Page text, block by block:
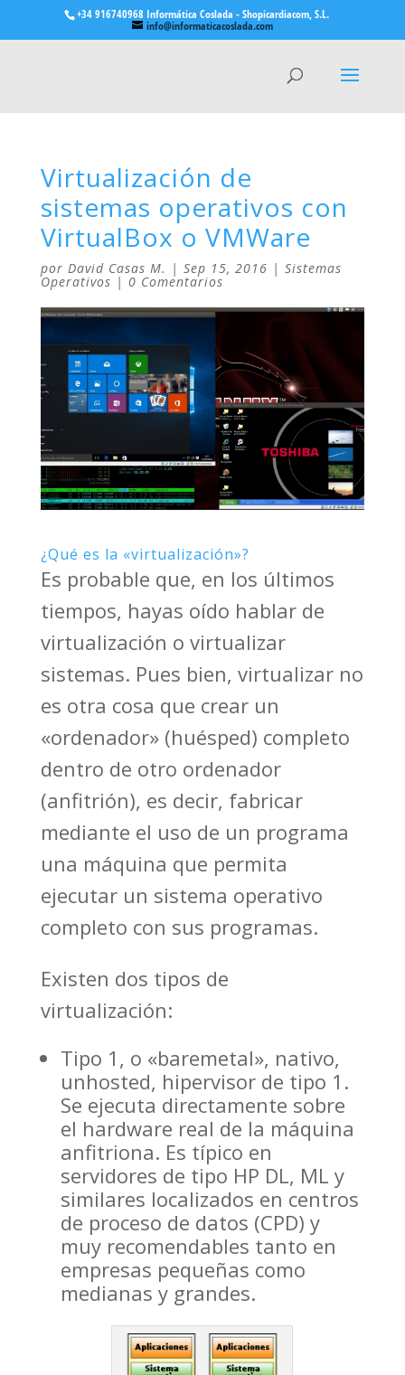
+34 916740968 Informática Coslada - Shopicardiacom, S.L.
info@informaticacoslada.com
Virtualización de
sistemas operativos con
VirtualBox o VMWare
por David Casas M. | Sep 15, 2016 | Sistemas
Operativos | 0 Comentarios
¿Qué es la «virtualización»?
Es probable que, en los últimos
tiempos, hayas oído hablar de
virtualización o virtualizar
sistemas. Pues bien, virtualizar no
es otra cosa que crear un
«ordenador» (huésped) completo
dentro de otro ordenador
(anfitrión), es decir, fabricar
mediante el uso de un programa
una máquina que permita
ejecutar un sistema operativo
completo con sus programas.
Existen dos tipos de
virtualización:
Tipo 1, o «baremetal», nativo,
unhosted, hipervisor de tipo 1.
Se ejecuta directamente sobre
el hardware real de la máquina
anfitriona. Es típico en
servidores de tipo HP DL, ML y
similares localizados en centros
de proceso de datos (CPD) y
muy recomendables tanto en
empresas pequeñas como
medianas y grandes.